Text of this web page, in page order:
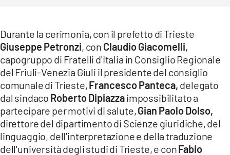
Durante la cerimonia, con il prefetto di Trieste
Giuseppe Petronzi, con Claudio Giacomelli,
capogruppo di Fratelli d'Italia in Consiglio Regionale
del Friuli-Venezia Giuli il presidente del consiglio
comunale di Trieste,Francesco Panteca, delegato
dal sindaco Roberto Dipiazzaimpossibilitato a
partecipare per motivi di salute,Gian Paolo Dolso,
direttore del dipartimento di Scienze giuridiche, del
linguaggio, dell'interpretazione e della traduzione
dell'università degli studi di Trieste, e conFabio